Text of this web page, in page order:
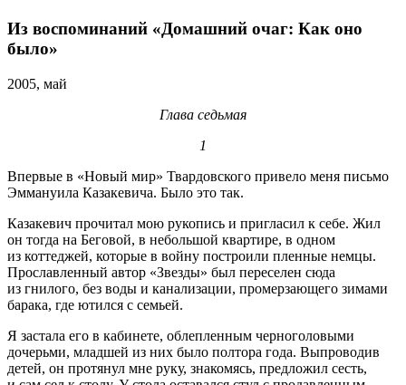
Из воспоминаний «Домашний очаг: Как оно
было»
2005, май
Глава седьмая
1
Впервые в «Новый мир» Твардовского привело меня письмо
Эммануила Казакевича. Было это так.
Казакевич прочитал мою рукопись и пригласил к себе. Жил
он тогда на Беговой, в небольшой квартире, в одном
из коттеджей, которые в войну построили пленные немцы.
Прославленный автор «Звезды» был переселен сюда
из гнилого, без воды и канализации, промерзающего зимами
барака, где ютился с семьей.
Я застала его в кабинете, облепленным черноголовыми
дочерьми, младшей из них было полтора года. Выпроводив
детей, он протянул мне руку, знакомясь, предложил сесть,